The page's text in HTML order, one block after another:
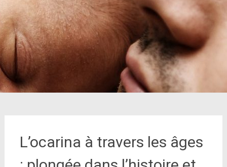
L’ocarina à travers les âges